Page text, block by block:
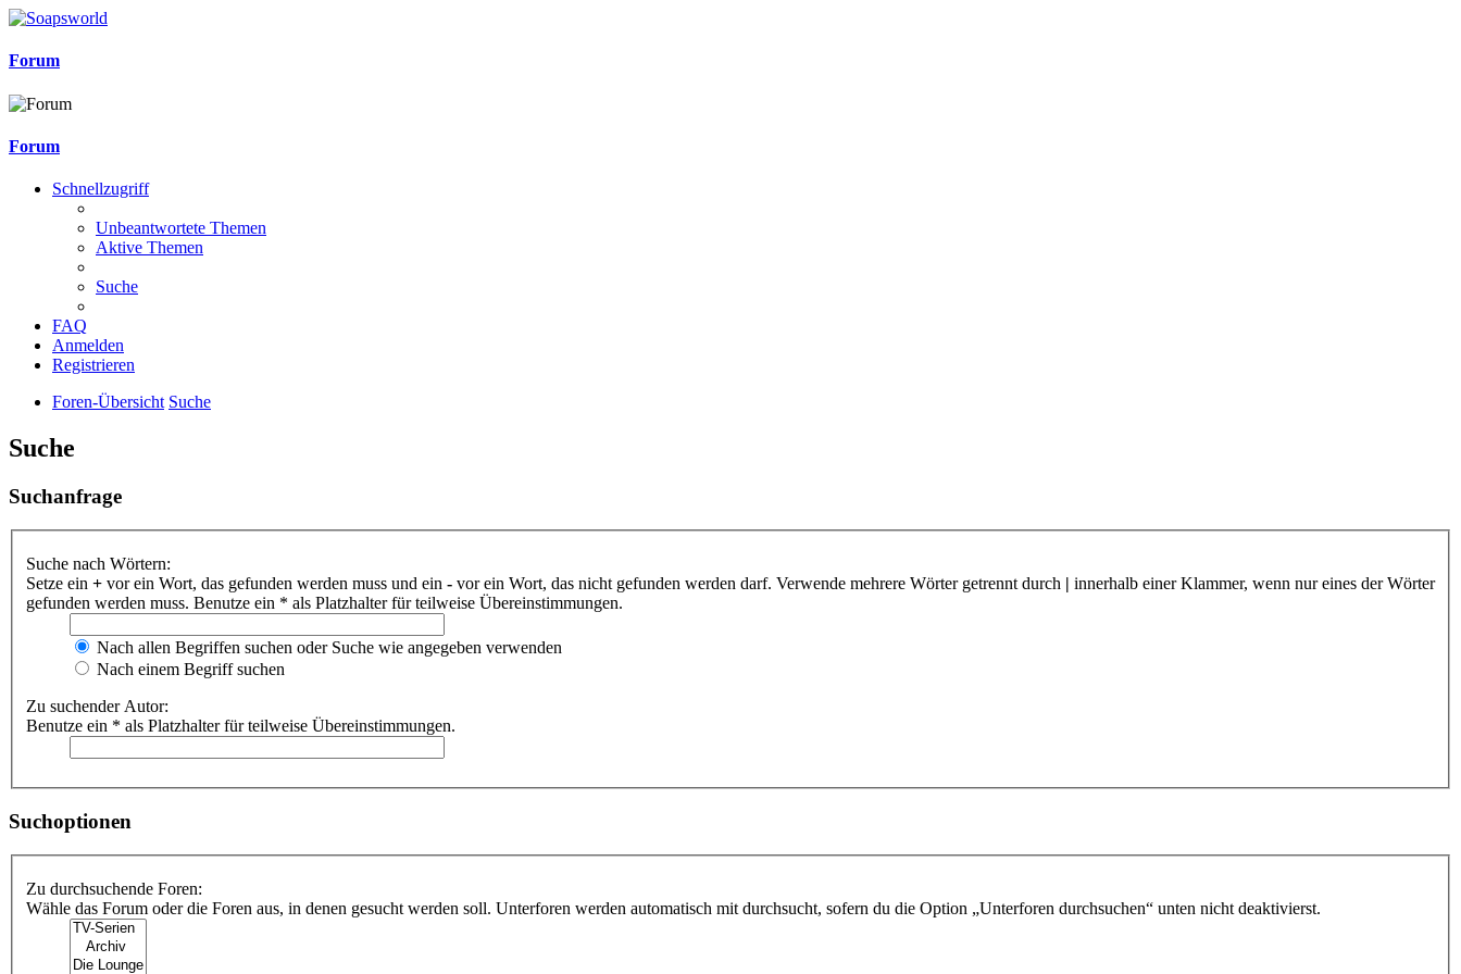
Forum
Forum
Schnellzugriff
Unbeantwortete Themen
Aktive Themen
Suche
FAQ
Anmelden
Registrieren
Foren-Übersicht Suche
Suche
Suchanfrage
Suche nach Wörtern:
Setze ein + vor ein Wort, das gefunden werden muss und ein - vor ein Wort, das nicht gefunden werden darf. Verwende mehrere Wörter getrennt durch | innerhalb einer Klammer, wenn nur eines der Wörter
gefunden werden muss. Benutze ein * als Platzhalter für teilweise Übereinstimmungen.
Nach allen Begriffen suchen oder Suche wie angegeben verwenden
Nach einem Begriff suchen
Zu suchender Autor:
Benutze ein * als Platzhalter für teilweise Übereinstimmungen.
Suchoptionen
Zu durchsuchende Foren:
Wähle das Forum oder die Foren aus, in denen gesucht werden soll. Unterforen werden automatisch mit durchsucht, sofern du die Option „Unterforen durchsuchen“ unten nicht deaktivierst.